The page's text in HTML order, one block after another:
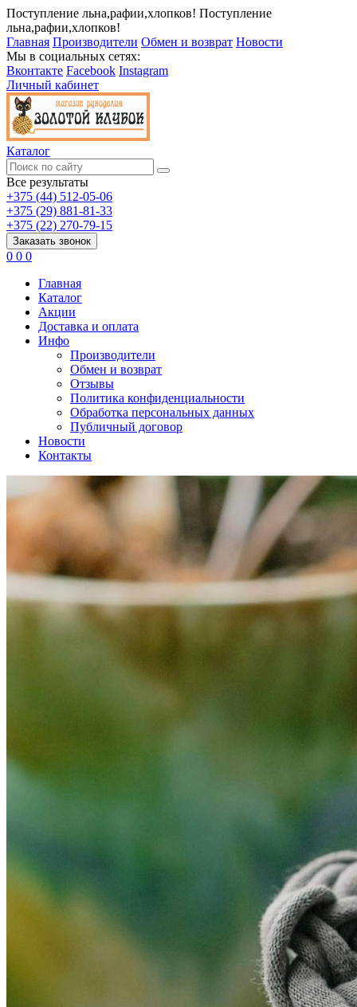
Поступление льна,рафии,хлопков! Поступление
льна,рафии,хлопков!
Главная Производители Обмен и возврат Новости
Мы в социальных сетях:
Вконтакте Facebook Instagram
Личный кабинет
Каталог
Все результаты
+375 (44) 512-05-06
+375 (29) 881-81-33
+375 (22) 270-79-15
Заказать звонок
0 0 0
Главная
Каталог
Акции
Доставка и оплата
Инфо
Производители
Обмен и возврат
Отзывы
Политика конфиденциальности
Обработка персональных данных
Публичный договор
Новости
Контакты